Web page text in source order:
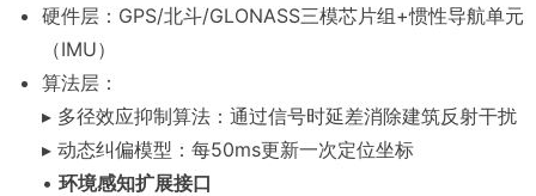
硬件层：GPS/北斗/GLONASS三模芯片组+惯性导航单元
（IMU）
算法层：
▸ 多径效应抑制算法：通过信号时延差消除建筑反射干扰
▸ 动态纠偏模型：每50ms更新一次定位坐标
•环境感知扩展接口